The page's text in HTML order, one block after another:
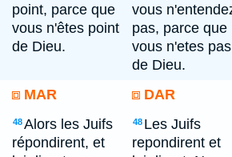
point, parce que
vous n'êtes point
de Dieu.
vous
pas, parce que
vous n'etes pas
de Dieu.
MAR DAR
48Alors les Juifs
répondirent, et
48 Les Juifs
repondirent et